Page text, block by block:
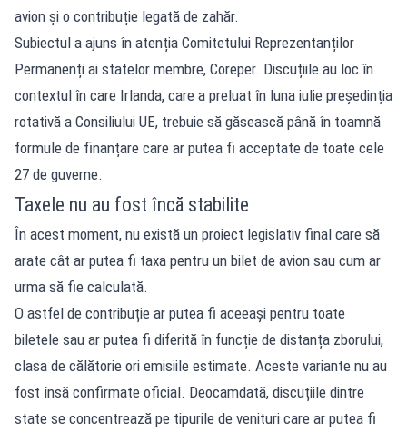
avion și o contribuție legată de zahăr.
Subiectul a ajuns în atenția Comitetului Reprezentanților
Permanenți ai statelor membre, Coreper. Discuțiile au loc în
contextul în care Irlanda, care a preluat în luna iulie președinția
rotativă a Consiliului UE, trebuie să găsească până în toamnă
formule de finanțare care ar putea fi acceptate de toate cele
27 de guverne.
Taxele nu au fost încă stabilite
În acest moment, nu există un proiect legislativ final care să
arate cât ar putea fi taxa pentru un bilet de avion sau cum ar
urma să fie calculată.
O astfel de contribuție ar putea fi aceeași pentru toate
biletele sau ar putea fi diferită în funcție de distanța zborului,
clasa de călătorie ori emisiile estimate. Aceste variante nu au
fost însă confirmate oficial. Deocamdată, discuțiile dintre
state se concentrează pe tipurile de venituri care ar putea fi